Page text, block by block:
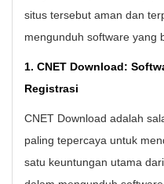
situs tersebut aman dan
mengunduh software yang
1. CNET Download:
Registrasi
CNET Download adalah
paling tepercaya untuk
satu keuntungan utama